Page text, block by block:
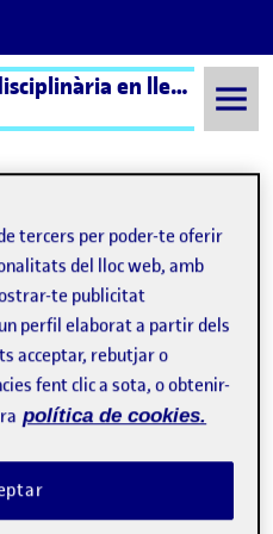
Comp. formació disciplinària en llengua i literatura cast.
La diversitat lingüística i l'ensenyament de castellà
de castellà
tercers per poder-te oferir
del lloc web, amb
te publicitat
perfil elaborat a partir dels
acceptar, rebutjar o
fent clic a sota, o obtenir-
política de cookies.